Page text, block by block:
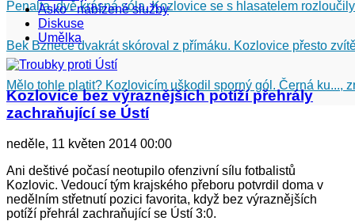
Penalta, dvě krásná sóla. Kozlovice se s hlasatelem
Bek Bznece dvakrát skóroval z přímáku. Kozlovice přesto
Mělo tohle platit? Kozlovicím uškodil sporný gól. Černá ku...,
Asko - nabízené služby
Diskuse
Umělka
Kozlovice bez výraznějších potíží přehrály
zachraňující se Ústí
neděle, 11 květen 2014 00:00
Ani deštivé počasí neotupilo ofenzivní sílu fotbalistů
Kozlovic. Vedoucí tým krajského přeboru potvrdil doma v
nedělním střetnutí pozici favorita, když bez výraznějších
potíží přehrál zachraňující se Ústí 3:0.